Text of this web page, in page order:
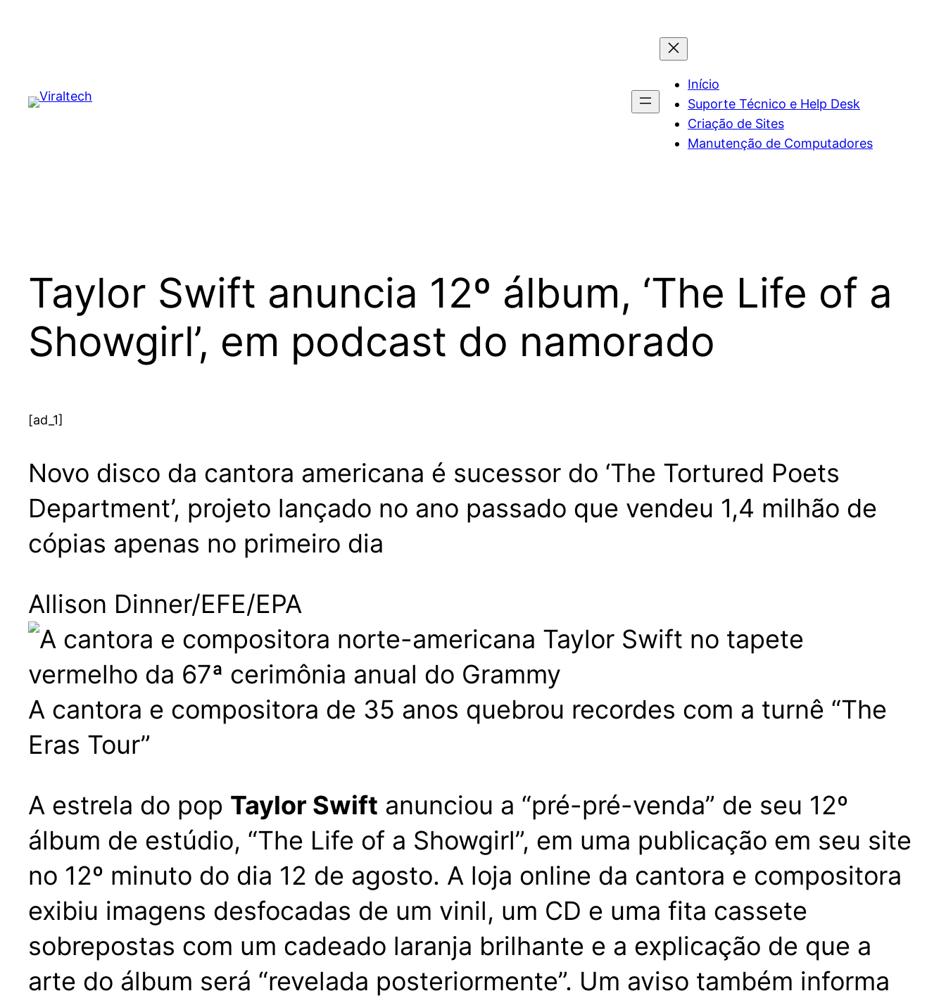
Início
Suporte Técnico e Help Desk
Criação de Sites
Manutenção de Computadores
Taylor Swift anuncia 12º álbum, ‘The Life of a
Showgirl’, em podcast do namorado
[ad_1]
Novo disco da cantora americana é sucessor do ‘The Tortured Poets
Department’, projeto lançado no ano passado que vendeu 1,4 milhão de
cópias apenas no primeiro dia
Allison Dinner/EFE/EPA
A cantora e compositora de 35 anos quebrou recordes com a turnê “The
Eras Tour”
A estrela do pop Taylor Swift anunciou a “pré-pré-venda” de seu 12º
álbum de estúdio, “The Life of a Showgirl”, em uma publicação em seu site
no 12º minuto do dia 12 de agosto. A loja online da cantora e compositora
exibiu imagens desfocadas de um vinil, um CD e uma fita cassete
sobrepostas com um cadeado laranja brilhante e a explicação de que a
arte do álbum será “revelada posteriormente”. Um aviso também informa